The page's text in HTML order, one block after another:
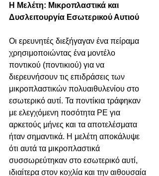
Η Μελέτη: Μικροπλαστικά και
Δυσλειτουργία Εσωτερικού Αυτιού
Οι ερευνητές διεξήγαγαν ένα πείραμα
χρησιμοποιώντας ένα μοντέλο
ποντικού (ποντικιού) για να
διερευνήσουν τις επιδράσεις των
μικροπλαστικών πολυαιθυλενίου στο
εσωτερικό αυτί. Τα ποντίκια τράφηκαν
με ελεγχόμενη ποσότητα ΡΕ για
αρκετούς μήνες και τα αποτελέσματα
ήταν σημαντικά. Η μελέτη αποκάλυψε
ότι αυτά τα μικροπλαστικά
συσσωρεύτηκαν στο εσωτερικό αυτί,
ιδιαίτερα στον κοχλία και την αιθουσαία